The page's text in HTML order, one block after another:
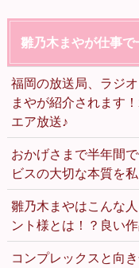
雛乃木まやが仕事
福岡の放送局、ラジ
まやが紹介されます
エア放送♪
おかげさまで半年間
ビスの大切な本質を
雛乃木まやはこんな
ント様とは！？良い
コンプレックスと向